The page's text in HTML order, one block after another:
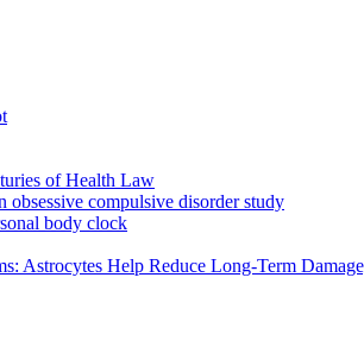
of Health Law
compulsive disorder study
body clock
Astrocytes Help Reduce Long-Term